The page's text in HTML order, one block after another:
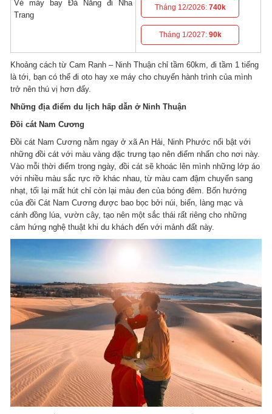
Vé máy bay Đà Nẵng đi Nha
Trang
Tháng 12/2026: 740k
Tháng 1/2027: 90k
Khoảng cách từ Cam Ranh – Ninh Thuận chỉ tầm 60km, đi tầm 1 tiếng
là tới, bạn có thể đi oto hay xe máy cho chuyến hành trình của mình
trở nên thú vị hơn đấy.
Những địa điểm du lịch hấp dẫn ở Ninh Thuận
Đồi cát Nam Cương
Đồi cát Nam Cương nằm ngay ở xã An Hải, Ninh Phước nổi bật với
những đồi cát với màu vàng đặc trưng tạo nên điểm nhấn cho nơi này.
Vào mỗi thời điểm trong ngày, đồi cát sẽ khoác lên mình những lớp áo
với nhiều màu sắc rực rỡ khác nhau, từ màu cam đậm chuyển sang
nhạt, tối lại mất hút chỉ còn lại màu đen của bóng đêm. Bốn hướng
của đồi Cát Nam Cương được bao bọc bởi núi, biển, làng mạc và
cánh đồng lúa, vườn cây, tạo nên một sắc thái rất riêng cho những
cảm hứng nghệ thuật khi du khách đến với mảnh đất này.